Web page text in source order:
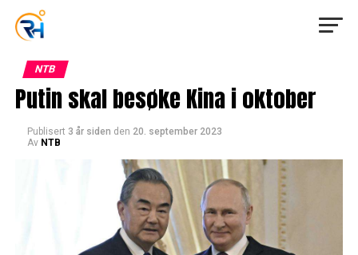
NTB
Putin skal besøke Kina i oktober
Publisert 3 år siden den 20. september 2023
Av NTB